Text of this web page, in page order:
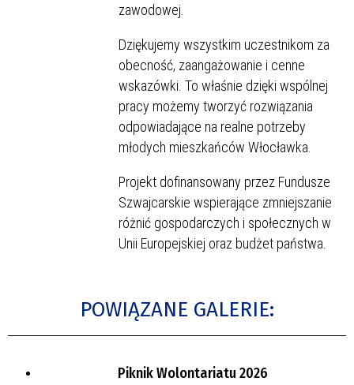
zawodowej.
Dziękujemy wszystkim uczestnikom za
obecność, zaangażowanie i cenne
wskazówki. To właśnie dzięki wspólnej
pracy możemy tworzyć rozwiązania
odpowiadające na realne potrzeby
młodych mieszkańców Włocławka.
Projekt dofinansowany przez Fundusze
Szwajcarskie wspierające zmniejszanie
różnić gospodarczych i społecznych w
Unii Europejskiej oraz budżet państwa.
POWIĄZANE GALERIE:
Piknik Wolontariatu 2026